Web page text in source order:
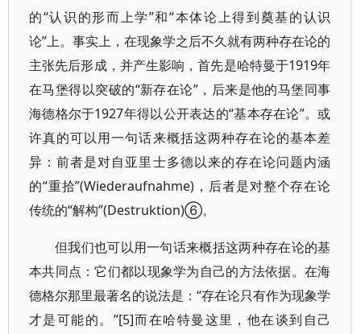
的“认识的形而上学”和“本体论上得到奠基的认识
论”上。事实上，在现象学之后不久就有两种存在论的
主张先后形成，并产生影响，首先是哈特曼于1919年
在马堡得以突破的“新存在论”，后来是他的马堡同事
海德格尔于1927年得以公开表达的“基本存在论”。或
许真的可以用一句话来概括这两种存在论的基本差
异：前者是对自亚里士多德以来的存在论问题内涵
的“重拾”(Wiederaufnahme)，后者是对整个存在论
传统的“解构”(Destruktion)⑥。
但我们也可以用一句话来概括这两种存在论的基
本共同点：它们都以现象学为自己的方法依据。在海
德格尔那里最著名的说法是：“存在论只有作为现象学
才是可能的。”[5]而在哈特曼这里，他在谈到自己